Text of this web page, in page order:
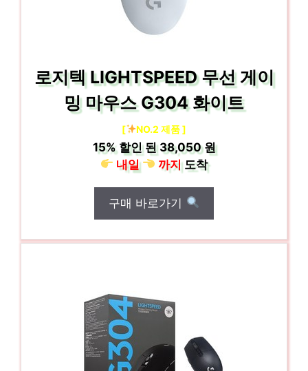
로지텍 LIGHTSPEED 무선 게이
밍 마우스 G304 화이트
[ NO.2 제품 ]
15%할인 된38,050 원
내일
까지도착
구매 바로가기